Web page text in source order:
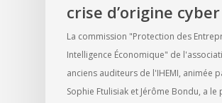
crise d’origine cyber
La commission "Protection des
Intelligence Économique" de
anciens auditeurs de l'IHEMI, animée
Sophie Ftulisiak et Jérôme Bondu, a le